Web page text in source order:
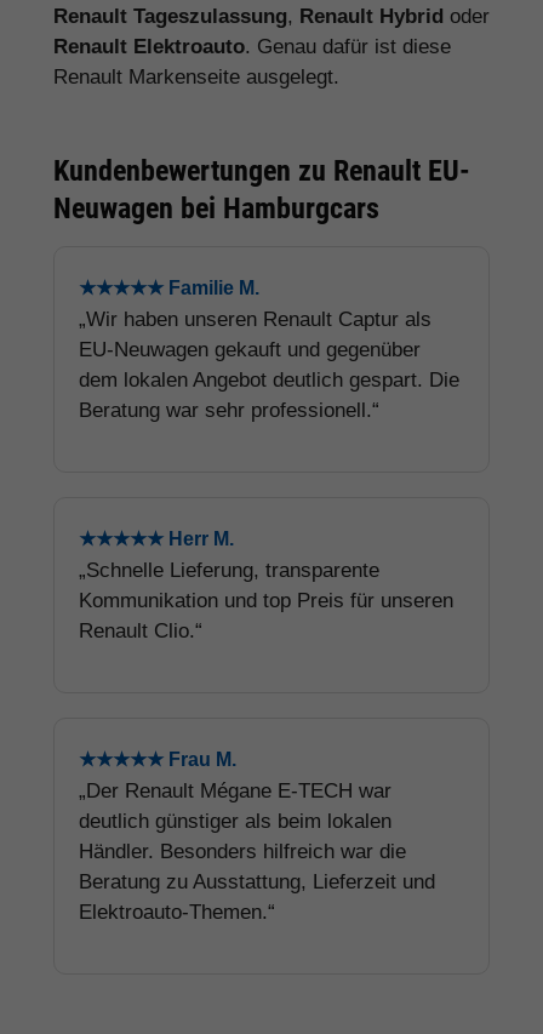
Renault Tageszulassung, Renault Hybrid oder
Renault Elektroauto. Genau dafür ist diese
Renault Markenseite ausgelegt.
Kundenbewertungen zu Renault EU-
Neuwagen bei Hamburgcars
★★★★★ Familie M.
„Wir haben unseren Renault Captur als
EU-Neuwagen gekauft und gegenüber
dem lokalen Angebot deutlich gespart. Die
Beratung war sehr professionell.“
★★★★★ Herr M.
„Schnelle Lieferung, transparente
Kommunikation und top Preis für unseren
Renault Clio.“
★★★★★ Frau M.
„Der Renault Mégane E-TECH war
deutlich günstiger als beim lokalen
Händler. Besonders hilfreich war die
Beratung zu Ausstattung, Lieferzeit und
Elektroauto-Themen.“